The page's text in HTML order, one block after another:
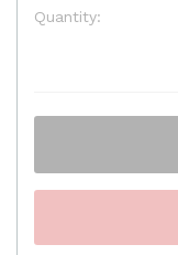
Windows
Al
Quantity: